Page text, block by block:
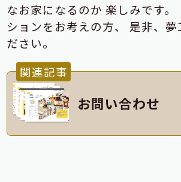
なお家になるのか 楽しみです。
ションをお考えの方、
是非、夢
ださい。
関連記事
お問い合わせ